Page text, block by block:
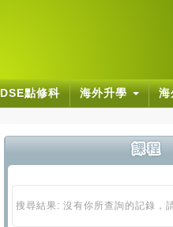
DSE點修科 海外升學
搜尋結果: 沒有你所查詢的記錄，